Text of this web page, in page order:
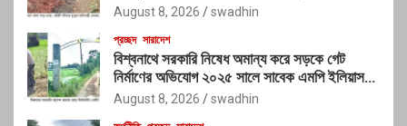
August 8, 2026 swadhin
প্রচ্ছদ সারাদেশ
বিশ্বনাথে সরকারি নিষেধ অমান্য করে সড়কে গেট
নির্মাণের অভিযোগ ২০২৫ সালে সাবেক এমপি ইলিয়াস
আলীর নামে নামফলক স্থাপনের অভিযোগ
August 8, 2026 swadhin